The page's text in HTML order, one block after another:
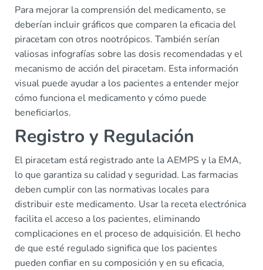
Para mejorar la comprensión del medicamento, se
deberían incluir gráficos que comparen la eficacia del
piracetam con otros nootrópicos. También serían
valiosas infografías sobre las dosis recomendadas y el
mecanismo de acción del piracetam. Esta información
visual puede ayudar a los pacientes a entender mejor
cómo funciona el medicamento y cómo puede
beneficiarlos.
Registro y Regulación
El piracetam está registrado ante la AEMPS y la EMA,
lo que garantiza su calidad y seguridad. Las farmacias
deben cumplir con las normativas locales para
distribuir este medicamento. Usar la receta electrónica
facilita el acceso a los pacientes, eliminando
complicaciones en el proceso de adquisición. El hecho
de que esté regulado significa que los pacientes
pueden confiar en su composición y en su eficacia,